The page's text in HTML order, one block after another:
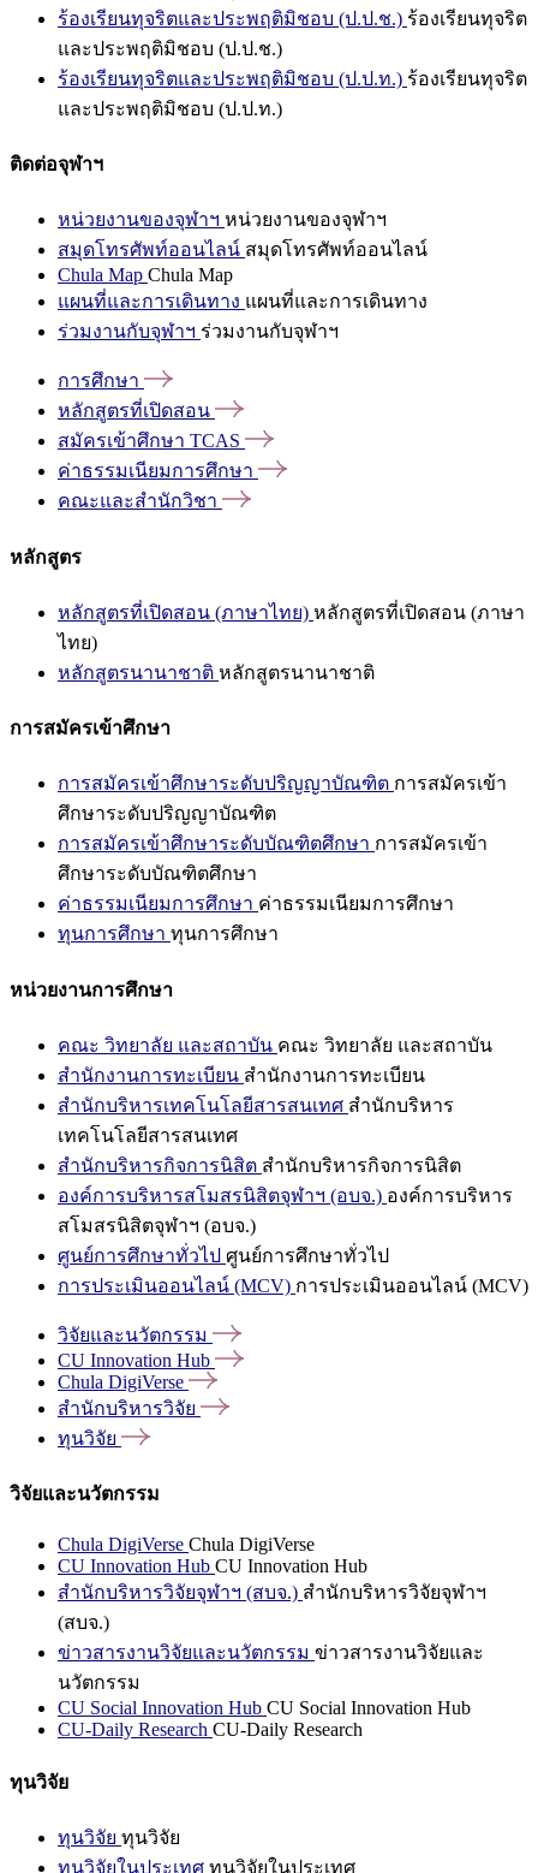
ร้องเรียนทุจริตและประพฤติมิชอบ (ป.ป.ช.) ร้องเรียนทุจริต
และประพฤติมิชอบ (ป.ป.ช.)
ร้องเรียนทุจริตและประพฤติมิชอบ (ป.ป.ท.) ร้องเรียนทุจริต
และประพฤติมิชอบ (ป.ป.ท.)
ติดต่อจุฬาฯ
หน่วยงานของจุฬาฯ หน่วยงานของจุฬาฯ
สมุดโทรศัพท์ออนไลน์ สมุดโทรศัพท์ออนไลน์
Chula Map Chula Map
แผนที่และการเดินทาง แผนที่และการเดินทาง
ร่วมงานกับจุฬาฯ ร่วมงานกับจุฬาฯ
การศึกษา
หลักสูตรที่เปิดสอน
สมัครเข้าศึกษา TCAS
ค่าธรรมเนียมการศึกษา
คณะและสำนักวิชา
หลักสูตร
หลักสูตรที่เปิดสอน (ภาษาไทย) หลักสูตรที่เปิดสอน (ภาษา
ไทย)
หลักสูตรนานาชาติ หลักสูตรนานาชาติ
การสมัครเข้าศึกษา
การสมัครเข้าศึกษาระดับปริญญาบัณฑิต การสมัครเข้า
ศึกษาระดับปริญญาบัณฑิต
การสมัครเข้าศึกษาระดับบัณฑิตศึกษา การสมัครเข้า
ศึกษาระดับบัณฑิตศึกษา
ค่าธรรมเนียมการศึกษา ค่าธรรมเนียมการศึกษา
ทุนการศึกษา ทุนการศึกษา
หน่วยงานการศึกษา
คณะ วิทยาลัย และสถาบัน คณะ วิทยาลัย และสถาบัน
สำนักงานการทะเบียน สำนักงานการทะเบียน
สำนักบริหารเทคโนโลยีสารสนเทศ สำนักบริหาร
เทคโนโลยีสารสนเทศ
สำนักบริหารกิจการนิสิต สำนักบริหารกิจการนิสิต
องค์การบริหารสโมสรนิสิตจุฬาฯ (อบจ.) องค์การบริหาร
สโมสรนิสิตจุฬาฯ (อบจ.)
ศูนย์การศึกษาทั่วไป ศูนย์การศึกษาทั่วไป
การประเมินออนไลน์ (MCV) การประเมินออนไลน์ (MCV)
วิจัยและนวัตกรรม
CU Innovation Hub
Chula DigiVerse
สำนักบริหารวิจัย
ทุนวิจัย
วิจัยและนวัตกรรม
Chula DigiVerse Chula DigiVerse
CU Innovation Hub CU Innovation Hub
สำนักบริหารวิจัยจุฬาฯ (สบจ.) สำนักบริหารวิจัยจุฬาฯ
(สบจ.)
ข่าวสารงานวิจัยและนวัตกรรม ข่าวสารงานวิจัยและ
นวัตกรรม
CU Social Innovation Hub CU Social Innovation Hub
CU-Daily Research CU-Daily Research
ทุนวิจัย
ทุนวิจัย ทุนวิจัย
ทุนวิจัยในประเทศ ทุนวิจัยในประเทศ